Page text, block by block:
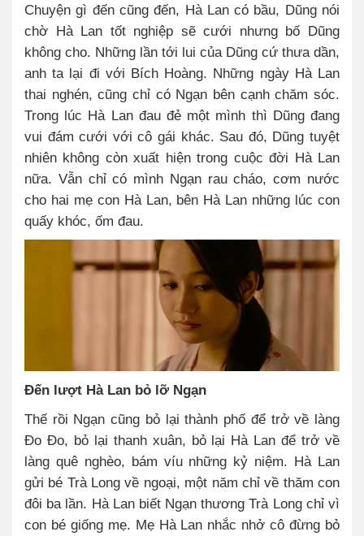
Chuyện gì đến cũng đến, Hà Lan có bầu, Dũng nói
chờ Hà Lan tốt nghiệp sẽ cưới nhưng bố Dũng
không cho. Những lần tới lui của Dũng cứ thưa dần,
anh ta lại đi với Bích Hoàng. Những ngày Hà Lan
thai nghén, cũng chỉ có Ngạn bên cạnh chăm sóc.
Trong lúc Hà Lan đau đẻ một mình thì Dũng đang
vui đám cưới với cô gái khác. Sau đó, Dũng tuyệt
nhiên không còn xuất hiện trong cuộc đời Hà Lan
nữa. Vẫn chỉ có mình Ngạn rau cháo, cơm nước
cho hai mẹ con Hà Lan, bên Hà Lan những lúc con
quấy khóc, ốm đau.
Đến lượt Hà Lan bỏ lỡ Ngạn
Thế rồi Ngạn cũng bỏ lại thành phố để trở về làng
Đo Đo, bỏ lại thanh xuân, bỏ lại Hà Lan để trở về
làng quê nghèo, bám víu những kỷ niệm. Hà Lan
gửi bé Trà Long về ngoại, một năm chỉ về thăm con
đôi ba lần. Hà Lan biết Ngạn thương Trà Long chỉ vì
con bé giống mẹ. Mẹ Hà Lan nhắc nhở cô đừng bỏ